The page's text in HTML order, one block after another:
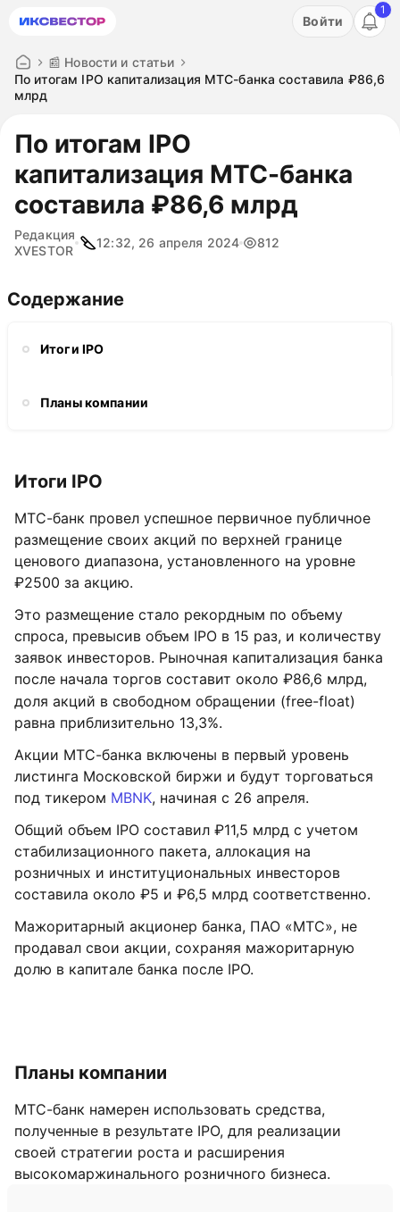
Акция: бесплатный пробный период на 3 дня!
Войти
1
📰 Новости и статьи
По итогам IPO капитализация МТС-банка составила ₽86,6
млрд
По итогам IPO
капитализация МТС-банка
составила ₽86,6 млрд
Редакция
XVESTOR
12:32, 26 апреля 2024 812
Содержание
Итоги IPO
Планы компании
Итоги IPO
МТС-банк провел успешное первичное публичное
размещение своих акций по верхней границе
ценового диапазона, установленного на уровне
₽2500 за акцию.
Это размещение стало рекордным по объему
спроса, превысив объем IPO в 15 раз, и количеству
заявок инвесторов. Рыночная капитализация банка
после начала торгов составит около ₽86,6 млрд,
доля акций в свободном обращении (free-float)
равна приблизительно 13,3%.
Акции МТС-банка включены в первый уровень
листинга Московской биржи и будут торговаться
под тикером MBNK, начиная с 26 апреля.
Общий объем IPO составил ₽11,5 млрд с учетом
стабилизационного пакета, аллокация на
розничных и институциональных инвесторов
составила около ₽5 и ₽6,5 млрд соответственно.
Мажоритарный акционер банка, ПАО «МТС», не
продавал свои акции, сохраняя мажоритарную
долю в капитале банка после IPO.
Планы компании
МТС-банк намерен использовать средства,
полученные в результате IPO, для реализации
своей стратегии роста и расширения
высокомаржинального розничного бизнеса.